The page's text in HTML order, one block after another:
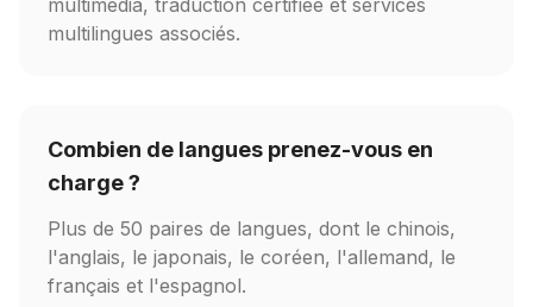
multimédia, traduction certifiée et services
multilingues associés.
Combien de langues prenez-vous en
charge ?
Plus de 50 paires de langues, dont le chinois,
l'anglais, le japonais, le coréen, l'allemand, le
français et l'espagnol.